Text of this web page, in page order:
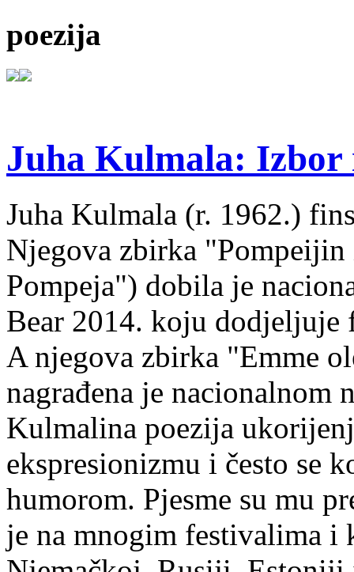
poezija
Juha Kulmala: Izbor
Juha Kulmala (r. 1962.)
Njegova zbirka
Pompeja") dobila je
Bear 2014. koju
A njegova zbirka "Emme
nagrađena je nacionalnom
Kulmalina poezija
ekspresionizmu i često se
humorom. Pjesme su mu
je na mnogim festivalima i